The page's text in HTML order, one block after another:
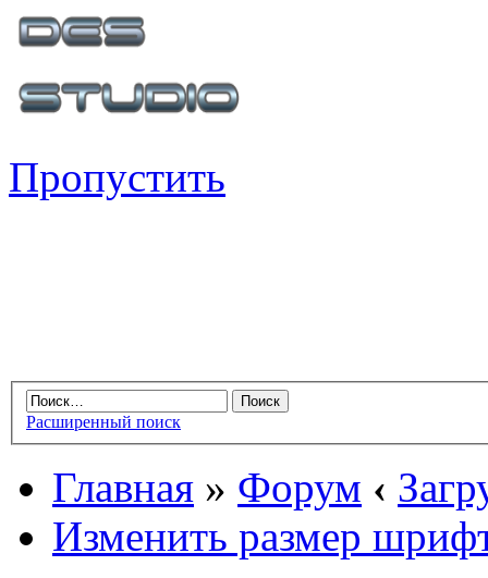
Пропустить
Расширенный поиск
Главная » Форум ‹
Изменить размер